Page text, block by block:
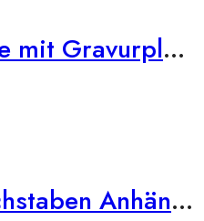
585er Collierkette mit Gravurplatte Rund Gold Kette mit Zirkonia -Ø25
Halskette mit Buchstaben Anhänger 585er Gold ohne Zirkonia